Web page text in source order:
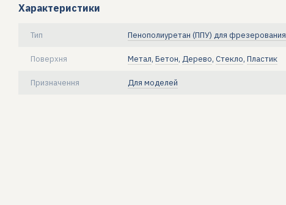
Характеристики
Тип Пенополиуретан (ППУ) для фрезерования
Поверхня Метал, Бетон, Дерево, Стекло, Пластик
Призначення Для моделей